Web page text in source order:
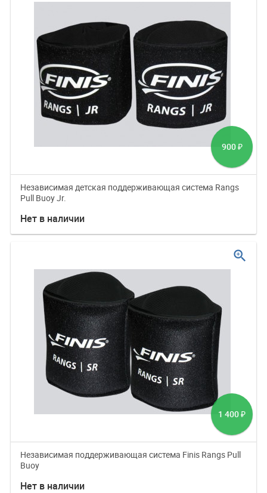
900 ₽
Независимая детская поддерживающая система Rangs
Pull Buoy Jr.
Нет в наличии
1 400 ₽
Независимая поддерживающая система Finis Rangs Pull
Buoy
Нет в наличии
zoom_in